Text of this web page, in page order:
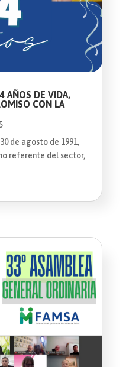
AÑOS DE VIDA,
CON LA
de agosto de 1991,
referente del sector,